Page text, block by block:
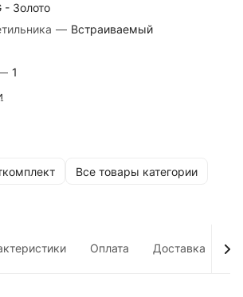
- Золото
— Встраиваемый
1
Все товары категории
Оплата Доставка